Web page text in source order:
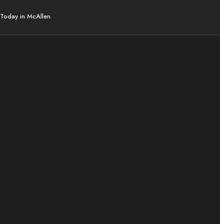
Today in McAllen